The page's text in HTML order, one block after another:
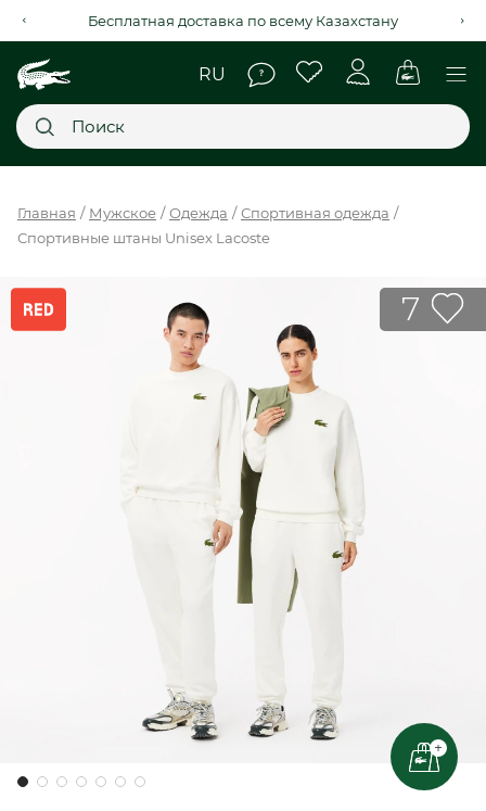
Бесплатная доставка по всему Казахстану
НОВИНКИ
SALE
МУЖСКОЕ
МЫ LACOSTE
Главная Мужское Одежда
Спортивная одежда
Спортивные штаны Unisex Lacoste
7
+